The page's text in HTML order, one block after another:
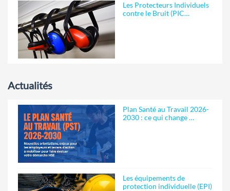
Les Protecteurs Individuels
contre le Bruit (PIC…
Actualités
Plan Santé au Travail 2026-
2030 : ce qui change …
Les équipements de
protection individuelle (EPI)